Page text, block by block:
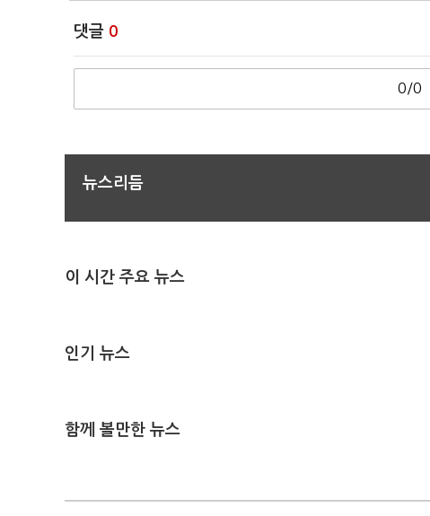
댓글 0
0/0
뉴스리듬
이 시간 주요 뉴스
인기 뉴스
함께 볼만한 뉴스